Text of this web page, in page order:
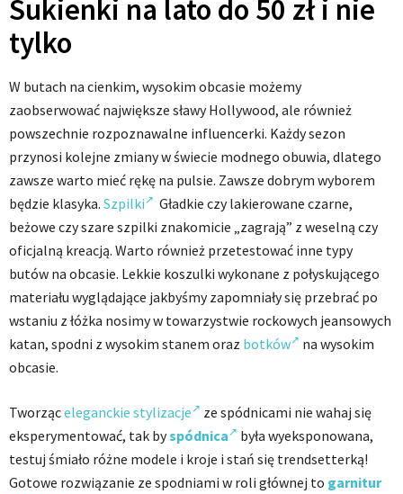
Sukienki na lato do 50 zł i nie
tylko
W butach na cienkim, wysokim obcasie możemy
zaobserwować największe sławy Hollywood, ale również
powszechnie rozpoznawalne influencerki. Każdy sezon
przynosi kolejne zmiany w świecie modnego obuwia, dlatego
zawsze warto mieć rękę na pulsie. Zawsze dobrym wyborem
będzie klasyka. Szpilki
Gładkie czy lakierowane czarne,
beżowe czy szare szpilki znakomicie „zagrają” z weselną czy
oficjalną kreacją. Warto również przetestować inne typy
butów na obcasie. Lekkie koszulki wykonane z połyskującego
materiału wyglądające jakbyśmy zapomniały się przebrać po
wstaniu z łóżka nosimy w towarzystwie rockowych jeansowych
katan, spodni z wysokim stanem oraz botków
na wysokim
obcasie.
Tworząceleganckie stylizacje
ze spódnicami nie wahaj się
eksperymentować, tak byspódnica
była wyeksponowana,
testuj śmiało różne modele i kroje i stań się trendsetterką!
Gotowe rozwiązanie ze spodniami w roli głównej to garnitur